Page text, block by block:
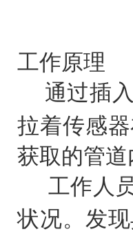
工作原理
通过插
拉着传感
获取的管
工作人
状况。发